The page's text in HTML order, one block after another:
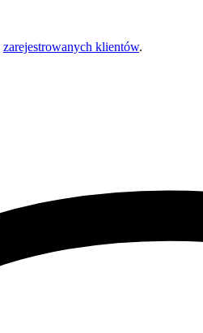
zarejestrowanych klientów.